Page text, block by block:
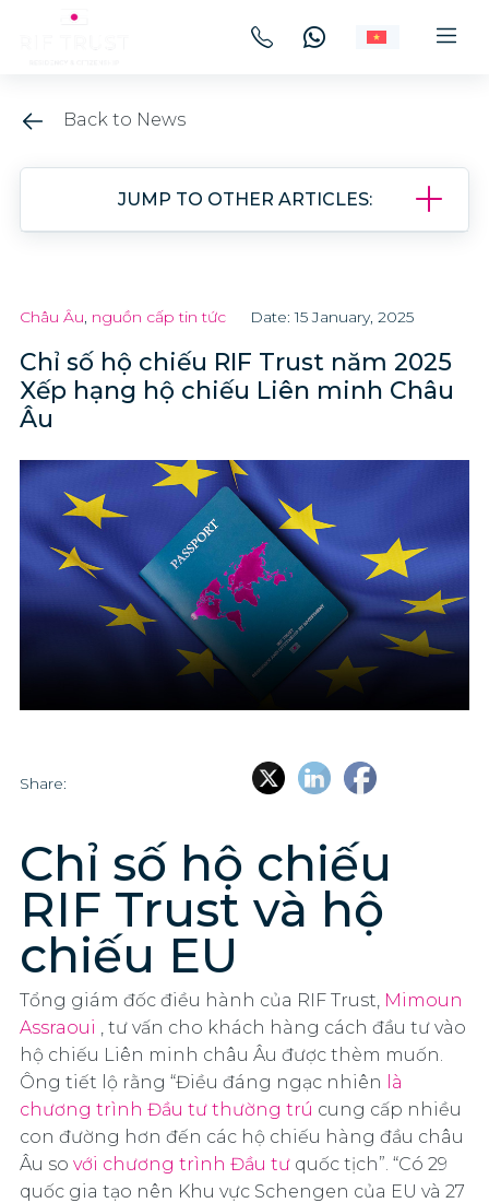
Back to News
JUMP TO OTHER ARTICLES:
Châu Âu, nguồn cấp tin tức Date: 15 January, 2025
Chỉ số hộ chiếu RIF Trust năm 2025
Xếp hạng hộ chiếu Liên minh Châu
Âu
Share:
Chỉ số hộ chiếu
RIF Trust và hộ
chiếu EU
Tổng giám đốc điều hành của RIF Trust, Mimoun
Assraoui , tư vấn cho khách hàng cách đầu tư vào
hộ chiếu Liên minh châu Âu được thèm muốn.
Ông tiết lộ rằng “Điều đáng ngạc nhiên
là
chương trình Đầu tư thường trú cung cấp nhiều
con đường hơn đến các hộ chiếu hàng đầu châu
Âu so với chương trình Đầu tư quốc tịch”. “Có 29
quốc gia tạo nên Khu vực Schengen của EU và 27